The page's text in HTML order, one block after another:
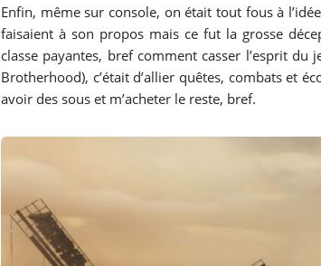
Enfin, même sur console, on était tout fous à
faisaient à son propos mais ce fut la grosse
classe payantes, bref comment casser l’esprit
Brotherhood), c’était d’allier quêtes, combats et
avoir des sous et m’acheter le reste, bref.